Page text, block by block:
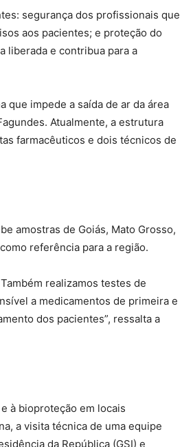
segurança dos profissionais que
aos pacientes; e proteção do
liberada e contribua para a
que impede a saída de ar da área
Atualmente, a estrutura
farmacêuticos e dois técnicos de
amostras de Goiás, Mato Grosso,
referência para a região.
realizamos testes de
a medicamentos de primeira e
dos pacientes”, ressalta a
à bioproteção em locais
a visita técnica de uma equipe
da República (GSI) e